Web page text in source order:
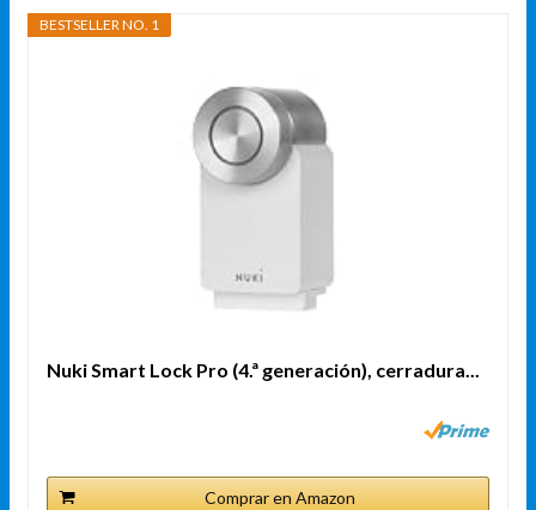
BESTSELLER NO. 1
Nuki Smart Lock Pro (4.ª generación), cerradura...
Comprar en Amazon